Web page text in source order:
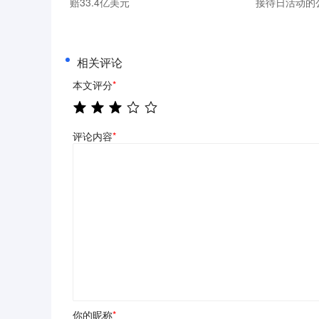
相关评论
本文评分*
评论内容*
你的昵称*